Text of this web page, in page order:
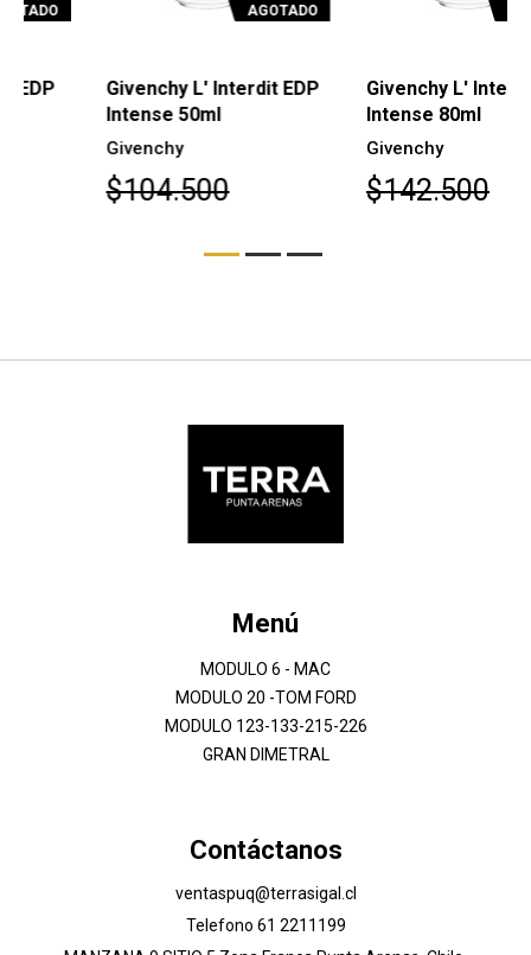
AGOTADO
Givenchy L' Interdit EDP
Intense 50ml
$104.500
AGOTADO
Givenchy L' Interdit EDP
Intense 80ml
$142.500
Menú
MODULO 6 - MAC
MODULO 20 -TOM FORD
MODULO 123-133-215-226
GRAN DIMETRAL
Contáctanos
ventaspuq@terrasigal.cl
Telefono 61 2211199